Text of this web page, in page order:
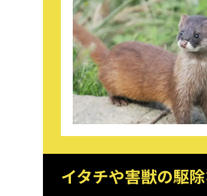
イタチや害獣の駆